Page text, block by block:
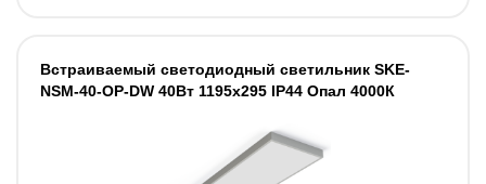
Встраиваемый светодиодный светильник SKE-
NSM-40-OP-DW 40Вт 1195x295 IP44 Опал 4000К